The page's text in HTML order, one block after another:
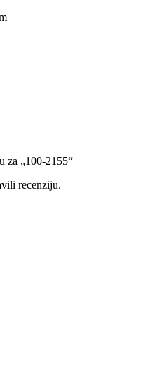
za „100-2155“
recenziju.